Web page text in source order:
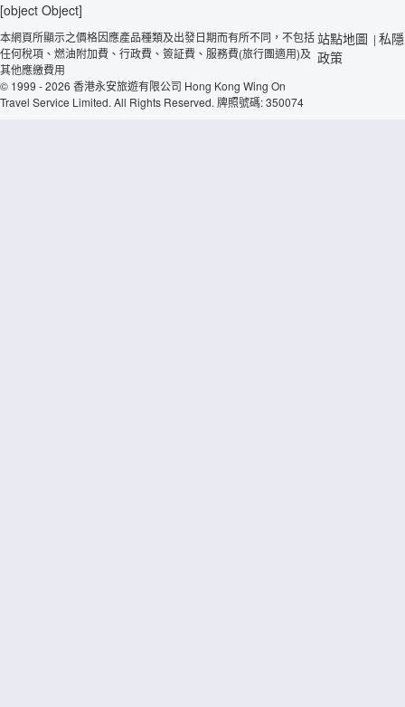
[object Object]
本網頁所顯示之價格因應產品種類及出發日期而有所不同，不包括
任何稅項、燃油附加費、行政費、簽証費、服務費(旅行團適用)及
其他應繳費用
© 1999 - 2026 香港永安旅遊有限公司 Hong Kong Wing On
Travel Service Limited. All Rights Reserved. 牌照號碼: 350074
站點地圖 | 私隱
政策